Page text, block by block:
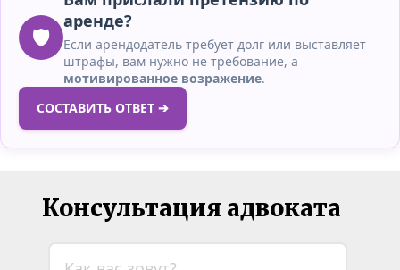
🛡️
аренде?
Если арендодатель требует долг или выставляет
штрафы, вам нужно не требование, а
мотивированное возражение.
СОСТАВИТЬ ОТВЕТ ➔
Консультация адвоката